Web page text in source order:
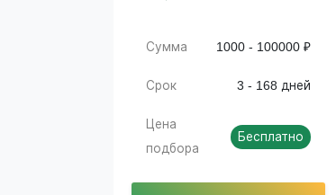
Сумма 1000 - 100000 ₽
Срок 3 - 168 дней
Цена
подбора
Бесплатно